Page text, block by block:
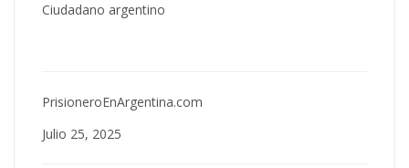
Ciudadano argentino
PrisioneroEnArgentina.com
Julio 25, 2025